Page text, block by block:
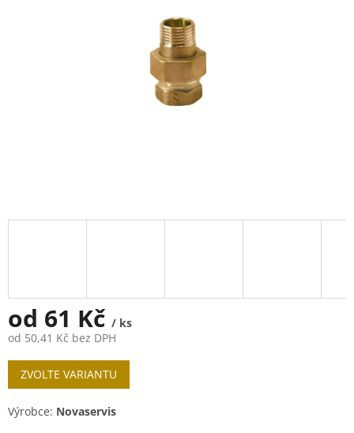
od 61 Kč / ks
od 50,41 Kč bez DPH
Měrná
cena:
ZVOLTE VARIANTU
Výrobce: Novaservis